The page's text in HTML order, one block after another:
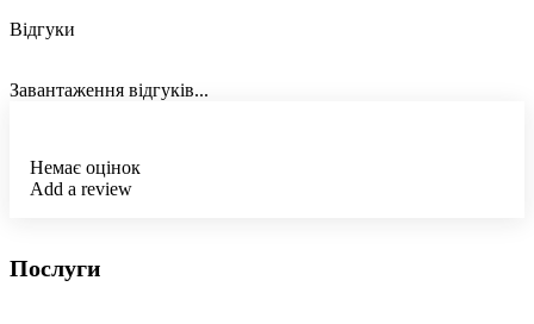
Відгуки
Завантаження відгуків...
Немає оцінок
Add a review
Послуги